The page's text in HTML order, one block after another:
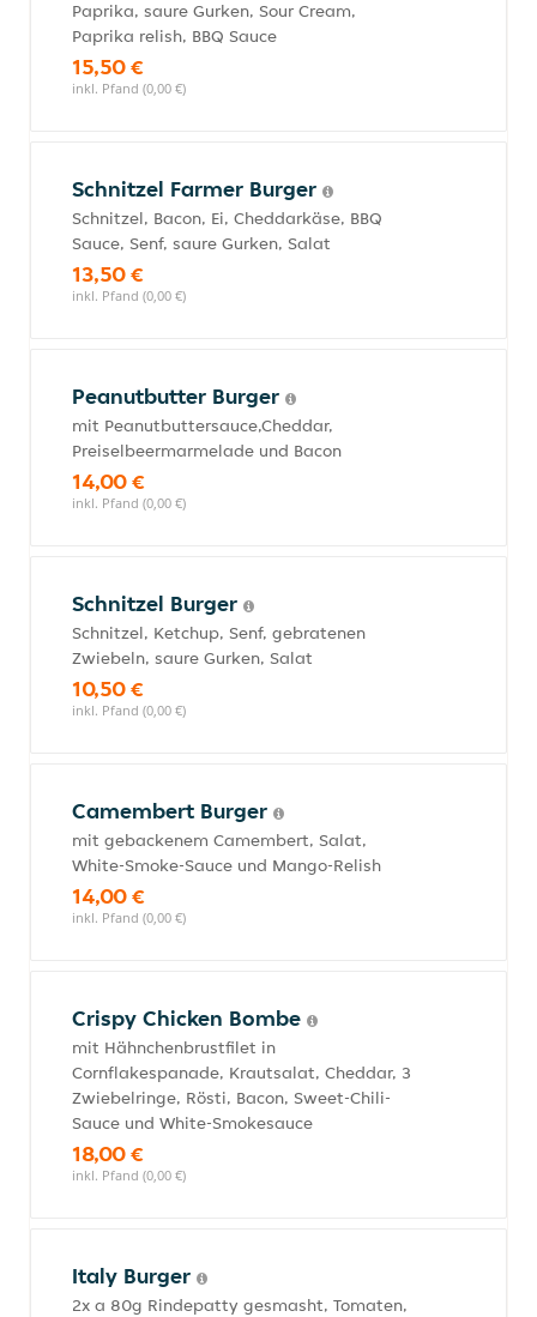
Paprika, saure Gurken, Sour Cream,
Paprika relish, BBQ Sauce
15,50 €
inkl. Pfand (0,00 €)
Schnitzel Farmer Burger
Schnitzel, Bacon, Ei, Cheddarkäse, BBQ
Sauce, Senf, saure Gurken, Salat
13,50 €
inkl. Pfand (0,00 €)
Peanutbutter Burger
mit Peanutbuttersauce,Cheddar,
Preiselbeermarmelade und Bacon
14,00 €
inkl. Pfand (0,00 €)
Schnitzel Burger
Schnitzel, Ketchup, Senf, gebratenen
Zwiebeln, saure Gurken, Salat
10,50 €
inkl. Pfand (0,00 €)
Camembert Burger
mit gebackenem Camembert, Salat,
White-Smoke-Sauce und Mango-Relish
14,00 €
inkl. Pfand (0,00 €)
Crispy Chicken Bombe
mit Hähnchenbrustfilet in
Cornflakespanade, Krautsalat, Cheddar, 3
Zwiebelringe, Rösti, Bacon, Sweet-Chili-
Sauce und White-Smokesauce
18,00 €
inkl. Pfand (0,00 €)
Italy Burger
2x a 80g Rindepatty gesmasht, Tomaten,